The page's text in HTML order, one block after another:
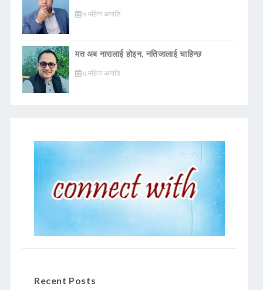
४ महिना अगाडि
मत अब नारालाई होइन, नतिजालाई चाहिन्छ
७ महिना अगाडि
Recent Posts